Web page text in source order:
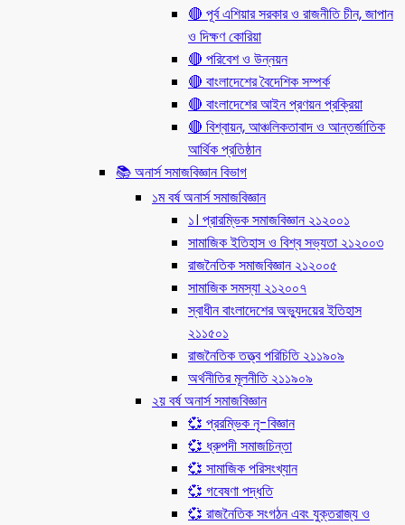
🔴 পূর্ব এশিয়ার সরকার ও রাজনীতি চীন, জাপান
ও দিক্ষণ কোরিয়া
🔴 পরিবেশ ও উন্নয়ন
🔴 বাংলাদেশের বৈদেশিক সম্পর্ক
🔴 বাংলাদেশের আইন প্রণয়ন প্রক্রিয়া
🔴 বিশ্বায়ন, আঞ্চলিকতাবাদ ও আন্তর্জাতিক
আর্থিক প্রতিষ্ঠান
📚 অনার্স সমাজবিজ্ঞান বিভাগ
১ম বর্ষ অনার্স সমাজবিজ্ঞান
১। প্রারম্ভিক সমাজবিজ্ঞান ২১২০০১
সামাজিক ইতিহাস ও বিশ্ব সভ্যতা ২১২০০৩
রাজনৈতিক সমাজবিজ্ঞান ২১২০০৫
সামাজিক সমস্যা ২১২০০৭
স্বাধীন বাংলাদেশের অভ্যুদয়ের ইতিহাস
২১১৫০১
রাজনৈতিক তত্ত্ব পরিচিতি ২১১৯০৯
অর্থনীতির মূলনীতি ২১১৯০৯
২য় বর্ষ অনার্স সমাজবিজ্ঞান
💞 প্ররম্ভিক নৃ-বিজ্ঞান
💞 ধ্রুপদী সমাজচিন্তা
💞 সামাজিক পরিসংখ্যান
💞 গবেষণা পদ্ধতি
💞 রাজনৈতিক সংগঠন এবং যুক্তরাজ্য ও